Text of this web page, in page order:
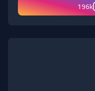
196k